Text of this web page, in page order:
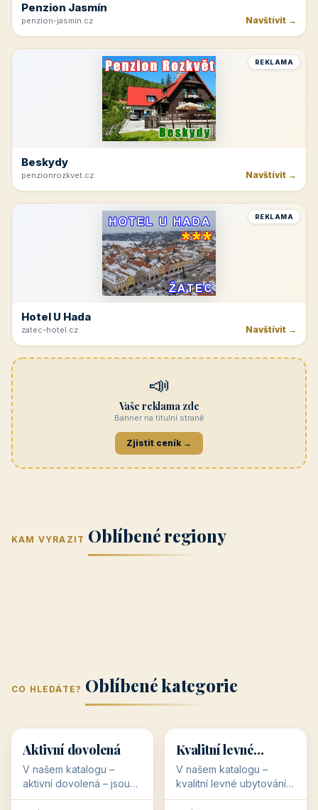
Penzion Jasmín
penzion-jasmin.cz Navštívit →
REKLAMA
Beskydy
penzionrozkvet.cz Navštívit →
REKLAMA
Hotel U Hada
zatec-hotel.cz Navštívit →
📣
Vaše reklama zde
Banner na titulní straně
Zjistit ceník →
KAM VYRAZIT Oblíbené regiony
(Jihomoravský
kraj)
kraj)
Zlínský kraj Žilinský
Karlovarský
Střední Čechy
(Středočeský
CO HLEDÁTE? Oblíbené kategorie
🥾 36 objektů
Aktivní dovolená
V našem katalogu –
aktivní dovolená – jsou
pro Vás připraveny
💰
💰
34 objektů
Kvalitní levné
ubytování
V našem katalogu –
kvalitní levné ubytování –
jsou pro Vás připraveny